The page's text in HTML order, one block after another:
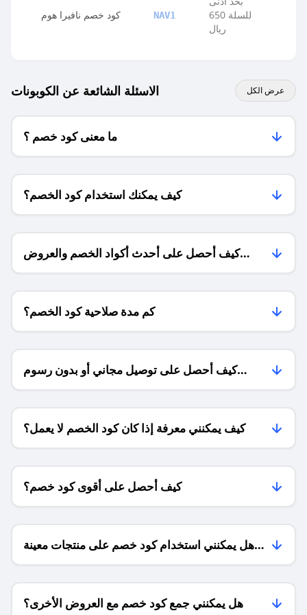
كود خصم نافيرا هوم NAV1
للسلة 650
ريال
الاسئلة الشائعة عن الكوبونات عرض الكل
ما معنى كود خصم ؟
كيف يمكنك استخدام كود الخصم؟
كيف أحصل على أحدث أكواد الخصم والعروض
للمتاجر؟
كم مدة صلاحية كود الخصم؟
كيف أحصل على توصيل مجاني أو بدون رسوم
الشحن ؟
كيف يمكنني معرفة إذا كان كود الخصم لا يعمل؟
كيف أحصل على أقوى كود خصم؟
هل يمكنني استخدام كود خصم على منتجات معينة
فقط؟
هل يمكنني جمع كود خصم مع العروض الأخرى؟